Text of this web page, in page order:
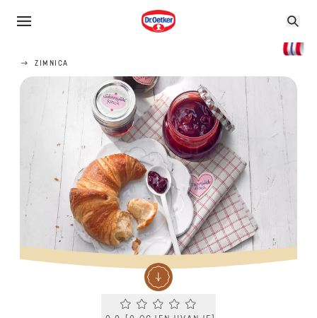
ZIMNICA
Current rating 0.0. Click to rate.